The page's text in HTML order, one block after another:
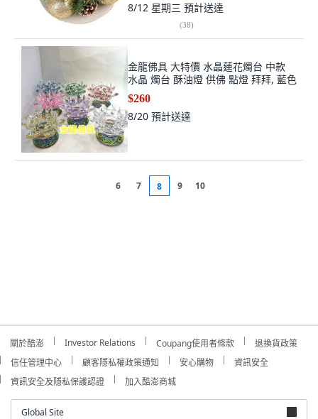
8/12 星期三 預計送達
(38)
金龍佛具 大特價 水晶蓮花燭台 中款
水晶 燭台 酥油燈 供佛 點燈 拜拜, 藍色
$260
8/20 預計送達
6 7 8 9 10
關於酷澎 Investor Relations Coupang使用者條款
退換貨政策
信任管理中心
顧客隱私權政策通知 安心購物
資訊安全
資訊安全及隱私保護認證
加入酷澎商城
Global Site